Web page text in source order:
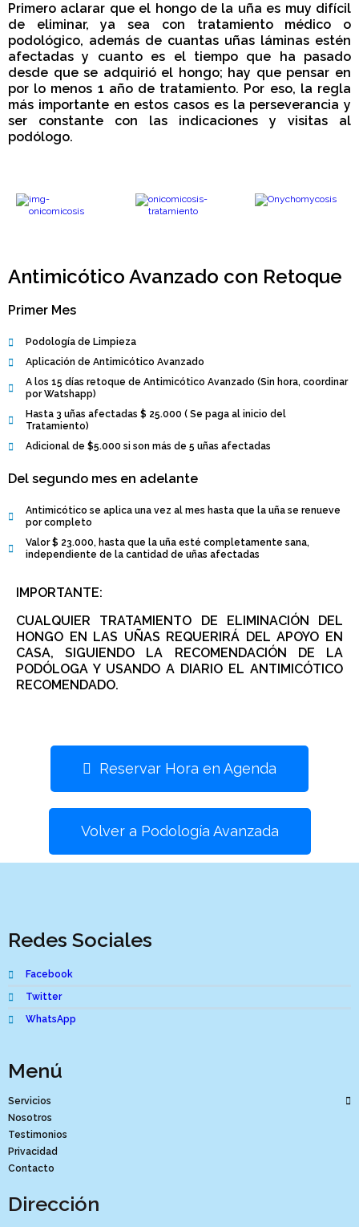
Primero aclarar que el hongo de la uña es muy difícil
de eliminar, ya sea con tratamiento médico o
podológico, además de cuantas uñas láminas estén
afectadas y cuanto es el tiempo que ha pasado
desde que se adquirió el hongo; hay que pensar en
por lo menos 1 año de tratamiento. Por eso, la regla
más importante en estos casos es la perseverancia y
ser constante con las indicaciones y visitas al
podólogo.
Antimicótico Avanzado con Retoque
Primer Mes
Podología de Limpieza
Aplicación de Antimicótico Avanzado
A los 15 días retoque de Antimicótico Avanzado (Sin hora, coordinar
por Watshapp)
Hasta 3 uñas afectadas $ 25.000 ( Se paga al inicio del
Tratamiento)
Adicional de $5.000 si son más de 5 uñas afectadas
Del segundo mes en adelante
Antimicótico se aplica una vez al mes hasta que la uña se renueve
por completo
Valor $ 23.000, hasta que la uña esté completamente sana,
independiente de la cantidad de uñas afectadas
IMPORTANTE:
CUALQUIER TRATAMIENTO DE ELIMINACIÓN DEL
HONGO EN LAS UÑAS REQUERIRÁ DEL APOYO EN
CASA, SIGUIENDO LA RECOMENDACIÓN DE LA
PODÓLOGA Y USANDO A DIARIO EL ANTIMICÓTICO
RECOMENDADO.
Reservar Hora en Agenda
Volver a Podología Avanzada
Redes Sociales
Facebook
Twitter
WhatsApp
Menú
Servicios
Nosotros
Testimonios
Privacidad
Contacto
Dirección